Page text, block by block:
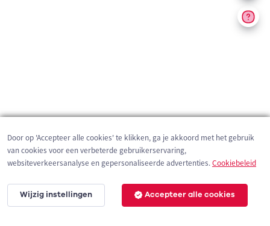
1 km
Door op 'Accepteer alle cookies' te klikken, ga je akkoord met het gebruik
van cookies voor een verbeterde gebruikerservaring,
websiteverkeersanalyse en gepersonaliseerde advertenties.Cookiebeleid
Wijzig instellingen Accepteer alle cookies